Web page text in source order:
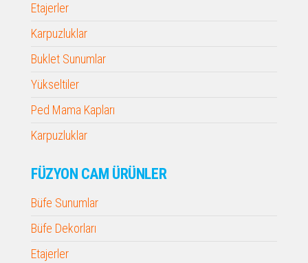
Etajerler
Karpuzluklar
Buklet Sunumlar
Yükseltiler
Ped Mama Kapları
Karpuzluklar
FÜZYON CAM ÜRÜNLER
Büfe Sunumlar
Büfe Dekorları
Etajerler